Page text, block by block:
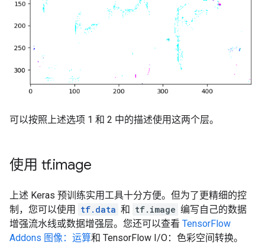
可以按照上述选项 1 和 2 中的描述使用这两个层。
使用 tf.image
上述 Keras 预训练实用工具十分方便。但为了更精细的控
制，您可以使用
tf.data 和 tf.image 编写自己的数据
增强流水线或数据增强层。您还可以查看 TensorFlow
Addons 图像：运算和 TensorFlow I/O：色彩空间转换。